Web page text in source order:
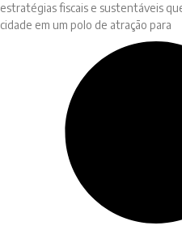
estratégias fiscais e sustentáveis
cidade em um polo de atração para